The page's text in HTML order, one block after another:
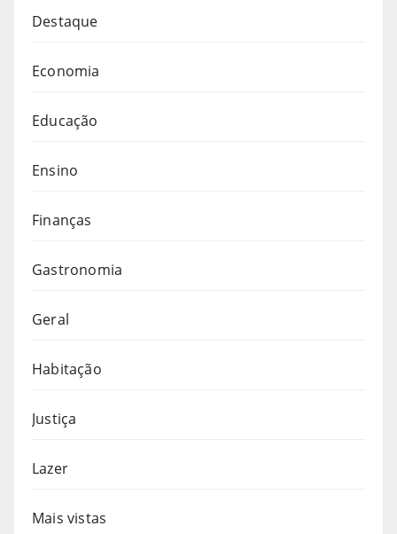
Destaque
Economia
Educação
Ensino
Finanças
Gastronomia
Geral
Habitação
Justiça
Lazer
Mais vistas